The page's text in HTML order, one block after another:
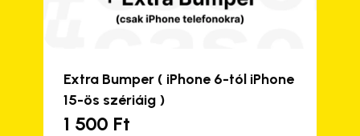
Extra Bumper ( iPhone 6-tól iPhone
15-ös szériáig )
1 500 Ft